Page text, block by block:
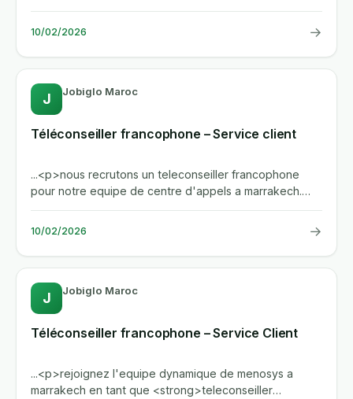
au sein de notre...
10/02/2026 →
J Jobiglo Maroc
Téléconseiller francophone – Service client
...<p>nous recrutons un teleconseiller francophone
pour notre equipe de centre d'appels a marrakech.
vous serez...
10/02/2026 →
J Jobiglo Maroc
Téléconseiller francophone – Service Client
...<p>rejoignez l'equipe dynamique de menosys a
marrakech en tant que <strong>teleconseiller